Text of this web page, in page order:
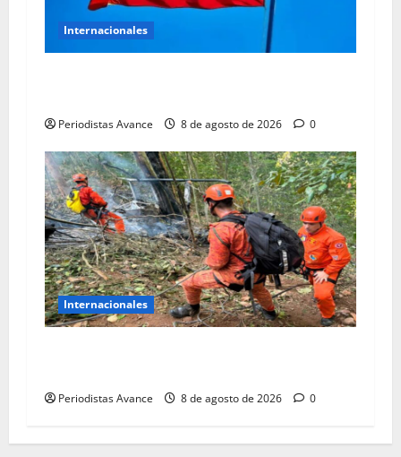
Internacionales
Periodistas Avance 8 de agosto de 2026 0
Internacionales
Periodistas Avance 8 de agosto de 2026 0